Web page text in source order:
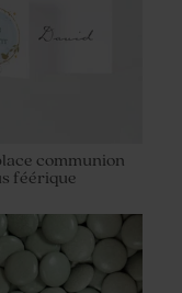
communion
féérique